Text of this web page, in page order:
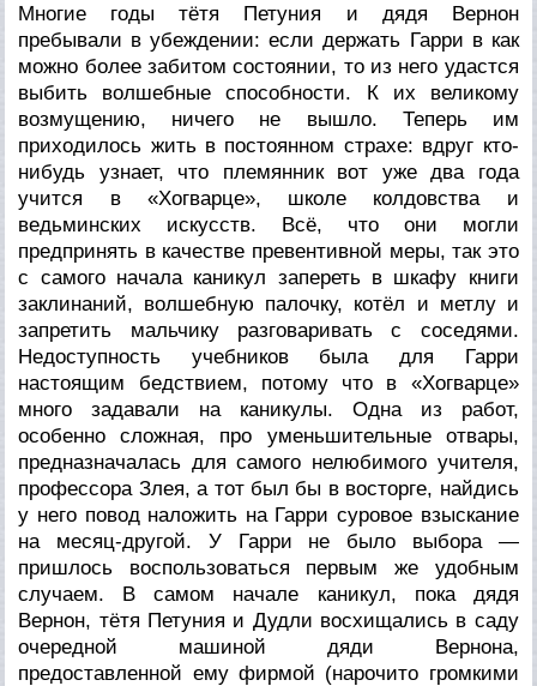
Многие годы тётя Петуния и дядя Вернон
пребывали в убеждении: если держать Гарри в как
можно более забитом состоянии, то из него удастся
выбить волшебные способности. К их великому
возмущению, ничего не вышло. Теперь им
приходилось жить в постоянном страхе: вдруг кто-
нибудь узнает, что племянник вот уже два года
учится в «Хогварце», школе колдовства и
ведьминских искусств. Всё, что они могли
предпринять в качестве превентивной меры, так это
с самого начала каникул запереть в шкафу книги
заклинаний, волшебную палочку, котёл и метлу и
запретить мальчику разговаривать с соседями.
Недоступность учебников была для Гарри
настоящим бедствием, потому что в «Хогварце»
много задавали на каникулы. Одна из работ,
особенно сложная, про уменьшительные отвары,
предназначалась для самого нелюбимого учителя,
профессора Злея, а тот был бы в восторге, найдись
у него повод наложить на Гарри суровое взыскание
на месяц-другой. У Гарри не было выбора —
пришлось воспользоваться первым же удобным
случаем. В самом начале каникул, пока дядя
Вернон, тётя Петуния и Дудли восхищались в саду
очередной машиной дяди Вернона,
предоставленной ему фирмой (нарочито громкими